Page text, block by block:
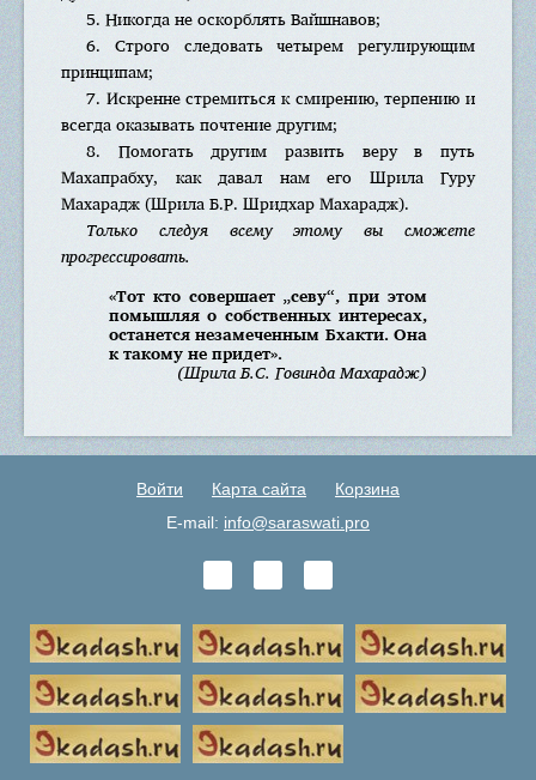
5. Никогда не оскорблять Вайшнавов;
6. Строго следовать четырем регулирующим
принципам;
7. Искренне стремиться к смирению, терпению и
всегда оказывать почтение другим;
8. Помогать другим развить веру в путь
Махапрабху, как давал нам его Шрила Гуру
Махарадж (Шрила Б.Р. Шридхар Махарадж).
Только следуя всему этому вы сможете
прогрессировать.
«Тот кто совершает „севу“, при этом
помышляя о собственных интересах,
останется незамеченным Бхакти. Она
к такому не придет».
(Шрила Б.С. Говинда Махарадж)
Войти Карта сайта
Корзина
E-mail: info@saraswati.pro